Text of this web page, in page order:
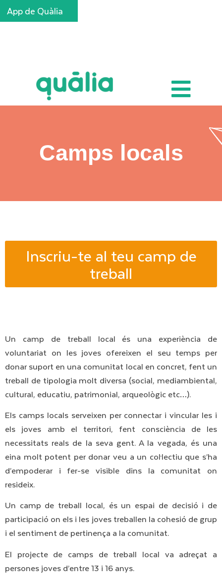
App de Quàlia
Camps locals
Inscriu-te al teu camp de
treball
Un camp de treball local és una experiència de
voluntariat on les joves ofereixen el seu temps per
donar suport en una comunitat local en concret, fent un
treball de tipologia molt diversa (social, mediambiental,
cultural, educatiu, patrimonial, arqueològic etc…).
Els camps locals serveixen per connectar i vincular les i
els joves amb el territori, fent consciència de les
necessitats reals de la seva gent. A la vegada, és una
eina molt potent per donar veu a un col·lectiu que s’ha
d’empoderar i fer-se visible dins la comunitat on
resideix.
Un camp de treball local, és un espai de decisió i de
participació on els i les joves treballen la cohesió de grup
i el sentiment de pertinença a la comunitat.
El projecte de camps de treball local va adreçat a
persones joves d’entre 13 i 16 anys.